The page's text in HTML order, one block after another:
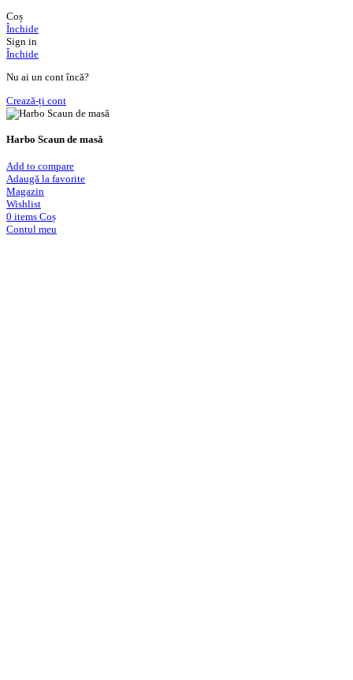
Coș
Închide
Sign in
Închide
Nu ai un cont încă?
Crează-ți cont
Harbo Scaun de masă
Add to compare
Adaugă la favorite
Magazin
Wishlist
0 items Coș
Contul meu